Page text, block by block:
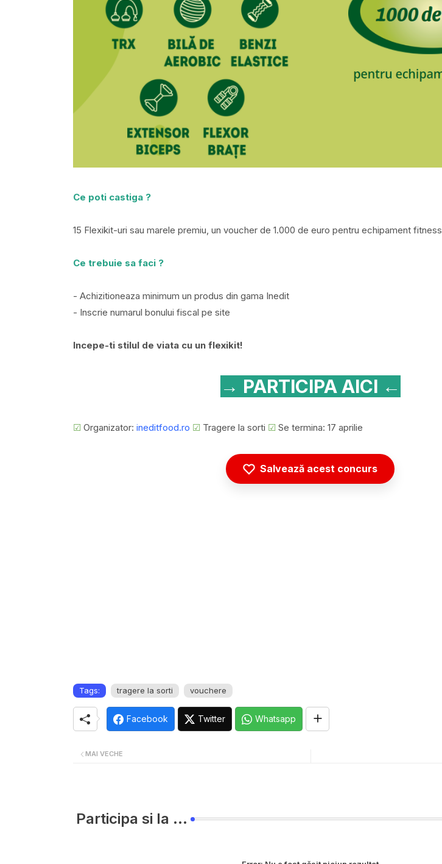
Ce poti castiga ?
15 Flexikit-uri sau marele premiu, un voucher de 1.000 de euro pentru echipament fitness
Ce trebuie sa faci ?
- Achizitioneaza minimum un produs din gama Inedit
- Inscrie numarul bonului fiscal pe site
Incepe-ti stilul de viata cu un flexikit!
→ PARTICIPA AICI ←
☑ Organizator: ineditfood.ro ☑ Tragere la sorti ☑ Se termina: 17 aprilie
Salvează acest concurs
Tags: tragere la sorti vouchere
Facebook Twitter Whatsapp
MAI VECHE
Participa si la ...